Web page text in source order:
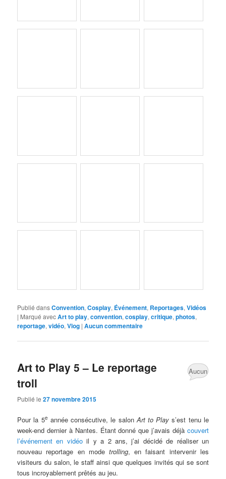
Publié dansConvention,Cosplay, Événement, Reportages,Vidéos
| Marqué avecArt to play,convention,cosplay,critique,photos,
reportage,vidéo,Vlog |Aucun commentaire
Art to Play 5 – Le reportage
troll
Publié le27 novembre 2015
Aucun
Pour la 5e année consécutive, le salonArt to Play s’est tenu le
week-end dernier à Nantes. Étant donné que j’avais déjà couvert
l’événement en vidéoil y a 2 ans, j’ai décidé de réaliser un
nouveau reportage en mode trolling, en faisant intervenir les
visiteurs du salon, le staff ainsi que quelques invités qui se sont
tous incroyablement prêtés au jeu.